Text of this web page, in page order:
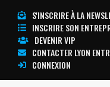
S'INSCRIRE À LA
INSCRIRE SON
DEVENIR VIP
CONTACTER LYON
CONNEXION